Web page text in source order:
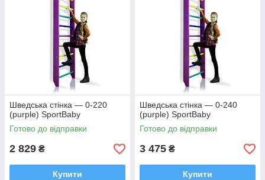
Шведська стінка — 0-220
(purple) SportBaby
Готово до відправки
2 829 ₴
Купити
Шведська стінка — 0-240
(purple) SportBaby
Готово до відправки
3 475 ₴
Купити